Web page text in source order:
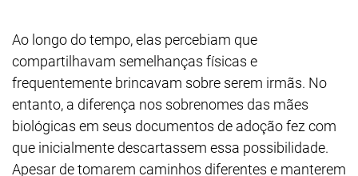
Ao longo do tempo, elas percebiam que
compartilhavam semelhanças físicas e
frequentemente brincavam sobre serem irmãs. No
entanto, a diferença nos sobrenomes das mães
biológicas em seus documentos de adoção fez com
que inicialmente descartassem essa possibilidade.
Apesar de tomarem caminhos diferentes e manterem